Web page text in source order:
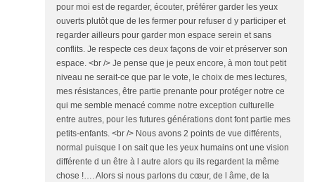
pour moi est de regarder, écouter, préférer garder les yeux
ouverts plutôt que de les fermer pour refuser d y participer et
regarder ailleurs pour garder mon espace serein et sans
conflits. Je respecte ces deux façons de voir et préserver son
espace. <br /> Je pense que je peux encore, à mon tout petit
niveau ne serait-ce que par le vote, le choix de mes lectures,
mes résistances, être partie prenante pour protéger notre ce
qui me semble menacé comme notre exception culturelle
entre autres, pour les futures générations dont font partie mes
petits-enfants. <br /> Nous avons 2 points de vue différents,
normal puisque l on sait que les yeux humains ont une vision
différente d un être à l autre alors qu ils regardent la même
chose !…. Alors si nous parlons du cœur, de l âme, de la